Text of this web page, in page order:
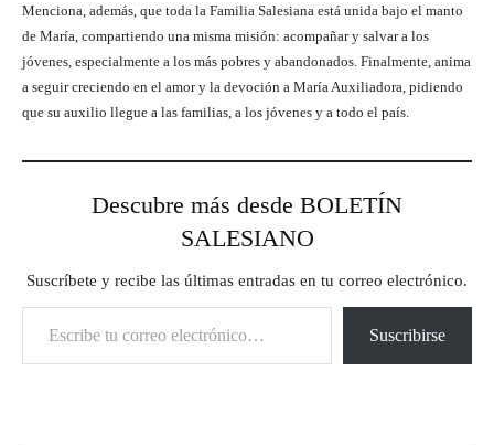
Menciona, además, que toda la Familia Salesiana está unida bajo el manto
de María, compartiendo una misma misión: acompañar y salvar a los
jóvenes, especialmente a los más pobres y abandonados. Finalmente, anima
a seguir creciendo en el amor y la devoción a María Auxiliadora, pidiendo
que su auxilio llegue a las familias, a los jóvenes y a todo el país.
Descubre más desde BOLETÍN
SALESIANO
Suscríbete y recibe las últimas entradas en tu correo electrónico.
Escribe tu correo electrónico…
Suscribirse